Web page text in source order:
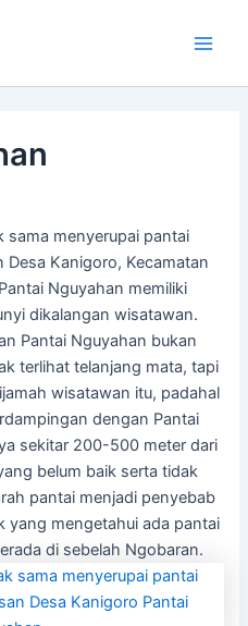
sama menyerupai pantai
Kanigoro, Kecamatan
Nguyahan memiliki
dikalangan wisatawan.
Pantai Nguyahan bukan
terlihat telanjang mata, tapi
wisatawan itu, padahal
dengan Pantai
sekitar 200-500 meter dari
belum baik serta tidak
pantai menjadi penyebab
yang mengetahui ada pantai
di sebelah Ngobaran.